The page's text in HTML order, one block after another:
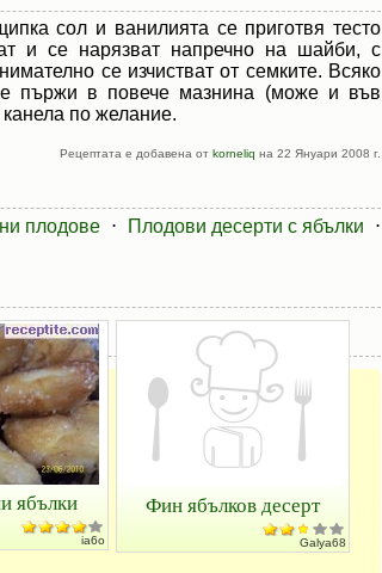
сол и ванилията се приготвя тесто
и се нарязват напречно на шайби, с
се изчистват от семките. Всяко
пържи в повече мазнина (може и във
по желание.
Рецептата е добавена от korneliq на 22 Януари 2008 г.
плодове ⋅ Плодови десерти с ябълки
⋅
ябълки
ia6o
Фин ябълков десерт
Galya68